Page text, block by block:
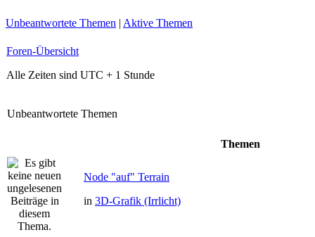
Unbeantwortete Themen | Aktive Themen
Foren-Übersicht
Alle Zeiten sind UTC + 1 Stunde
Unbeantwortete Themen
Themen
Node "auf" Terrain
in 3D-Grafik (Irrlicht)